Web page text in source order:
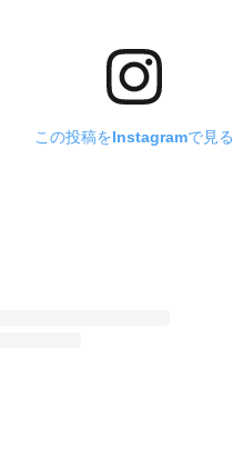
この投稿をInstagramで見る